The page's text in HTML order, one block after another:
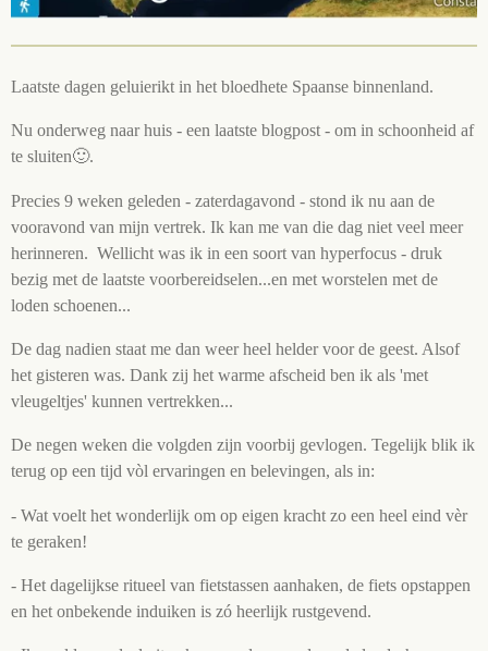
Laatste dagen geluierikt in het bloedhete Spaanse binnenland.
Nu onderweg naar huis - een laatste blogpost - om in schoonheid af
te sluiten🙂.
Precies 9 weken geleden - zaterdagavond - stond ik nu aan de
vooravond van mijn vertrek. Ik kan me van die dag niet veel meer
herinneren. Wellicht was ik in een soort van hyperfocus - druk
bezig met de laatste voorbereidselen...en met worstelen met de
loden schoenen...
De dag nadien staat me dan weer heel helder voor de geest. Alsof
het gisteren was. Dank zij het warme afscheid ben ik als 'met
vleugeltjes' kunnen vertrekken...
De negen weken die volgden zijn voorbij gevlogen. Tegelijk blik ik
terug op een tijd vòl ervaringen en belevingen, als in:
- Wat voelt het wonderlijk om op eigen kracht zo een heel eind vèr
te geraken!
- Het dagelijkse ritueel van fietstassen aanhaken, de fiets opstappen
en het onbekende induiken is zó heerlijk rustgevend.